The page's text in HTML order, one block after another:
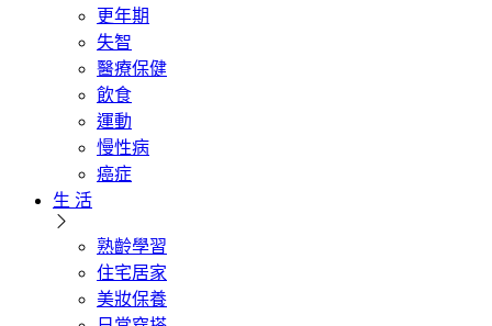
更年期
失智
醫療保健
飲食
運動
慢性病
癌症
生 活
熟齡學習
住宅居家
美妝保養